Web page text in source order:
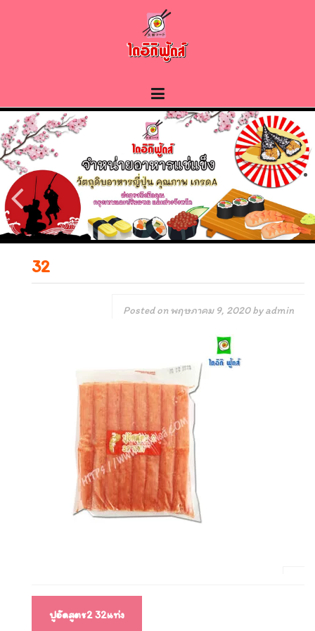
32
Posted onพฤษภาคม 9, 2020byadmin
เรื่องปูอัดสูตร2 32แท่ง